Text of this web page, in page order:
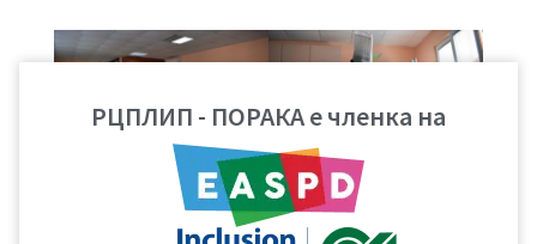
РЦПЛИП - ПОРАКА е членка на